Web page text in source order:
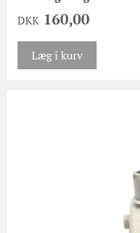
DKK 160,00
Læg i kurv